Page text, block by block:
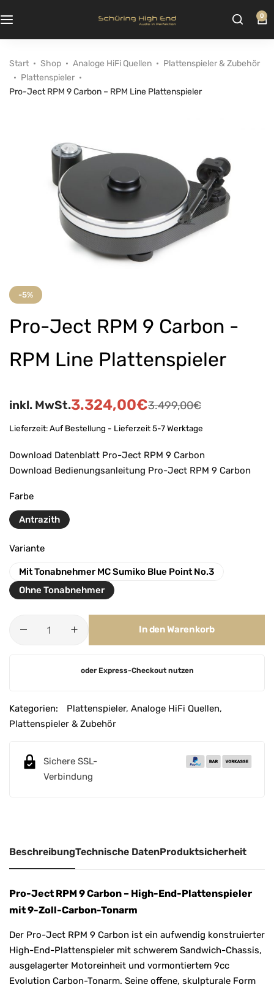
0
Start Shop Analoge HiFi Quellen
Plattenspieler & Zubehör
Plattenspieler
Pro-Ject RPM 9 Carbon – RPM Line Plattenspieler
-5%
Pro-Ject RPM 9 Carbon -
RPM Line Plattenspieler
3.499,00€
3.324,00€
inkl. MwSt.
Lieferzeit:Auf Bestellung - Lieferzeit 5-7 Werktage
Download Datenblatt Pro-Ject RPM 9 Carbon
Download Bedienungsanleitung Pro-Ject RPM 9 Carbon
Farbe
Antrazith
Variante
Mit Tonabnehmer MC Sumiko Blue Point No.3
Ohne Tonabnehmer
In den Warenkorb
e
r
oder Express-Checkout nutzen
Kategorien: Plattenspieler, Analoge HiFi Quellen,
Plattenspieler & Zubehör
Sichere SSL-
Verbindung
BeschreibungTechnische DatenProduktsicherheit
Pro-Ject RPM 9 Carbon – High-End-Plattenspieler
mit 9-Zoll-Carbon-Tonarm
Der Pro-Ject RPM 9 Carbon ist ein aufwendig konstruierter
High-End-Plattenspieler mit schwerem Sandwich-Chassis,
ausgelagerter Motoreinheit und vormontiertem 9cc
Evolution Carbon-Tonarm. Seine offene, skulpturale Form